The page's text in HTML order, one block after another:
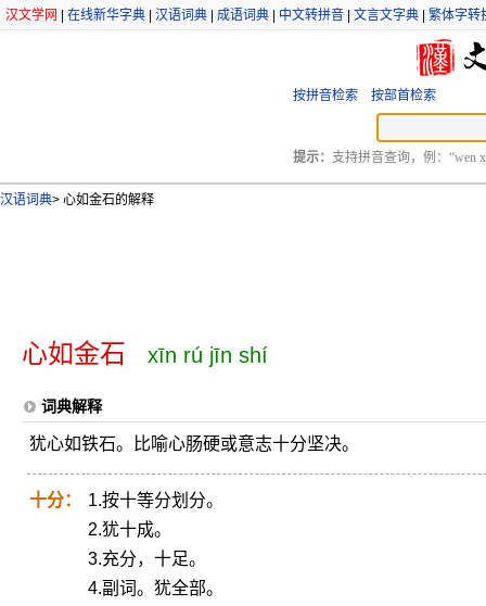
汉文学网 在线新华字典 汉语词典 成语词典 中文转拼音 文言文字典 繁体字转
按拼音检索 按部首检索
提示： 支持拼音查询，例：“wen
汉语词典> 心如金石的解释
心如金石 xīn rú jīn shí
词典解释
犹心如铁石。比喻心肠硬或意志十分坚决。
十分：
1.按十等分划分。
2.犹十成。
3.充分，十足。
4.副词。犹全部。